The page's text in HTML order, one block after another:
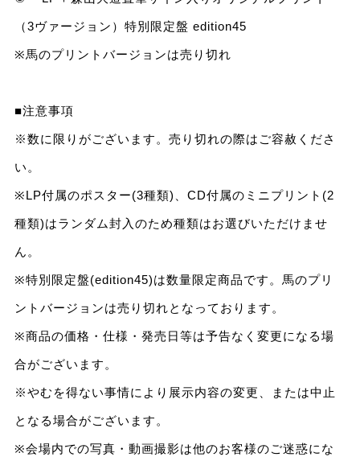
（3ヴァージョン）特別限定盤 edition45
※馬のプリントバージョンは売り切れ
■注意事項
※数に限りがございます。売り切れの際はご容赦くださ
い。
※LP付属のポスター(3種類)、CD付属のミニプリント(2
種類)はランダム封入のため種類はお選びいただけませ
ん。
※特別限定盤(edition45)は数量限定商品です。馬のプリ
ントバージョンは売り切れとなっております。
※商品の価格・仕様・発売日等は予告なく変更になる場
合がございます。
※やむを得ない事情により展示内容の変更、または中止
となる場合がございます。
※会場内での写真・動画撮影は他のお客様のご迷惑にな